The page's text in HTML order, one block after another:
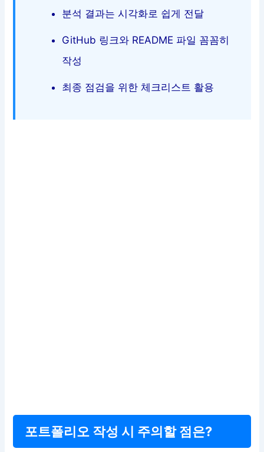
분석 결과는 시각화로 쉽게 전달
GitHub 링크와 README 파일 꼼꼼히
작성
최종 점검을 위한 체크리스트 활용
포트폴리오 작성 시 주의할 점은?